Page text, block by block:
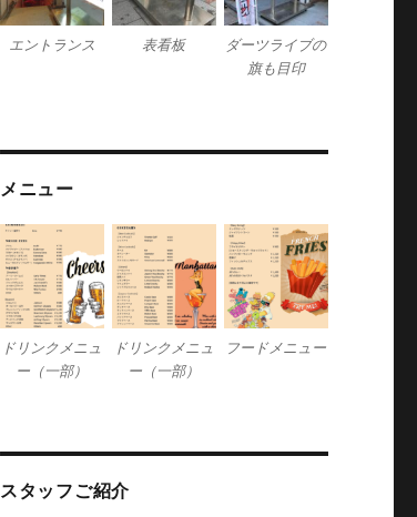
エントランス 表看板
ダーツライブの
旗も目印
メニュー
ドリンクメニュ
ー（一部）
ドリンクメニュ
ー（一部）
フードメニュー
スタッフご紹介